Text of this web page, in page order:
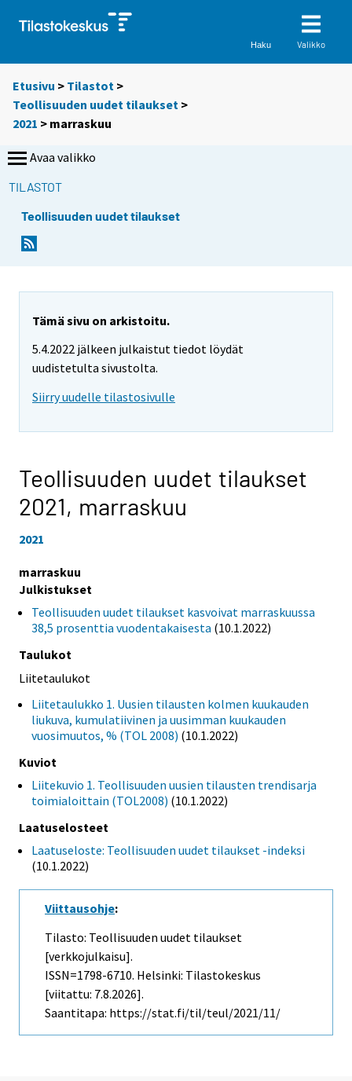
Haku Valikko
Etusivu > Tilastot >
Teollisuuden uudet tilaukset >
2021 > marraskuu
Avaa valikko
TILASTOT
Teollisuuden uudet tilaukset
Tämä sivu on arkistoitu.
5.4.2022 jälkeen julkaistut tiedot löydät
uudistetulta sivustolta.
Siirry uudelle tilastosivulle
Teollisuuden uudet tilaukset
2021, marraskuu
2021
marraskuu
Julkistukset
Teollisuuden uudet tilaukset kasvoivat marraskuussa
38,5 prosenttia vuodentakaisesta (10.1.2022)
Taulukot
Liitetaulukot
Liitetaulukko 1. Uusien tilausten kolmen kuukauden
liukuva, kumulatiivinen ja uusimman kuukauden
vuosimuutos, % (TOL 2008) (10.1.2022)
Kuviot
Liitekuvio 1. Teollisuuden uusien tilausten trendisarja
toimialoittain (TOL2008) (10.1.2022)
Laatuselosteet
Laatuseloste: Teollisuuden uudet tilaukset -indeksi
(10.1.2022)
Viittausohje:
Tilasto: Teollisuuden uudet tilaukset
[verkkojulkaisu].
ISSN=1798-6710. Helsinki: Tilastokeskus
[viitattu: 7.8.2026].
Saantitapa: https://stat.fi/til/teul/2021/11/